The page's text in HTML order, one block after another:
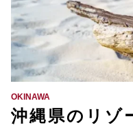
【TEL受付】
OKINAWA
沖縄県のリゾ